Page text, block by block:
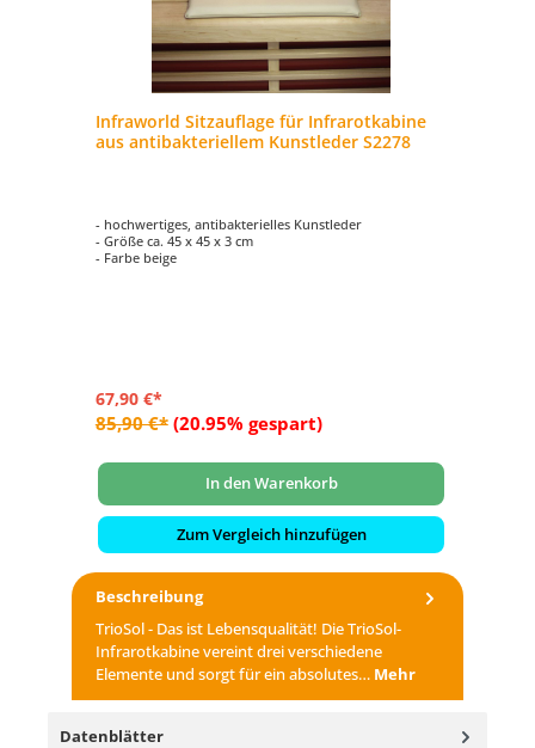
Infraworld Sitzauflage für Infrarotkabine
aus antibakteriellem Kunstleder S2278
- hochwertiges, antibakterielles Kunstleder
- Größe ca. 45 x 45 x 3 cm
- Farbe beige
67,90 €*
85,90 €* (20.95% gespart)
In den Warenkorb
Zum Vergleich hinzufügen
Beschreibung
TrioSol - Das ist Lebensqualität! Die TrioSol-
Infrarotkabine vereint drei verschiedene
Elemente und sorgt für ein absolutes… Mehr
Datenblätter